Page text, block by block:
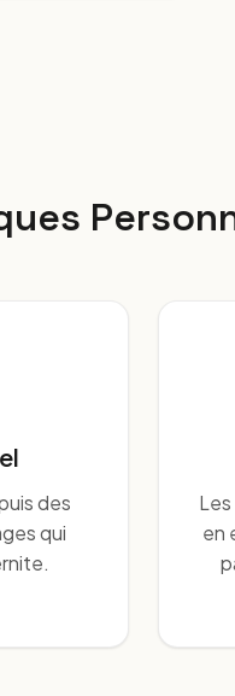
des
qui
en